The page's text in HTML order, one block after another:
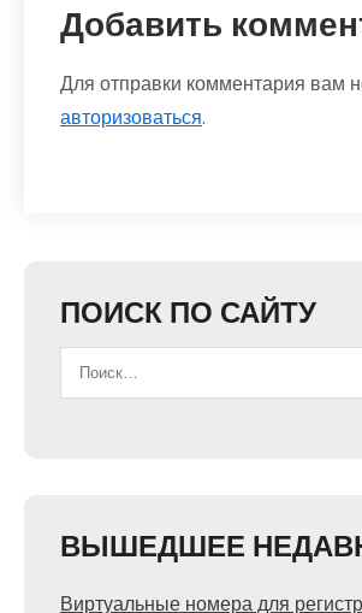
Добавить
Для отправки комментария вам
авторизоваться.
ПОИСК ПО САЙТУ
ВЫШЕДШЕЕ
Виртуальные номера для